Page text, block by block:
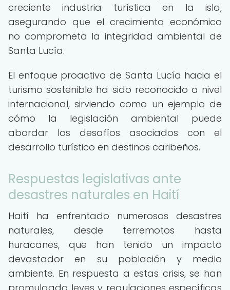
creciente industria turística en la isla,
asegurando que el crecimiento económico
no comprometa la integridad ambiental de
Santa Lucía.
El enfoque proactivo de Santa Lucía hacia el
turismo sostenible ha sido reconocido a nivel
internacional, sirviendo como un ejemplo de
cómo la legislación ambiental puede
abordar los desafíos asociados con el
desarrollo turístico en destinos caribeños.
Respuestas legislativas ante
desastres naturales en Haití
Haití ha enfrentado numerosos desastres
naturales, desde terremotos hasta
huracanes, que han tenido un impacto
devastador en su población y medio
ambiente. En respuesta a estas crisis, se han